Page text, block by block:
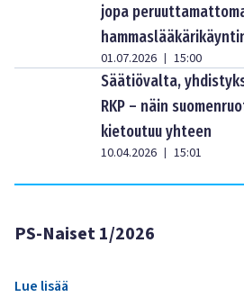
jopa
01.07.2026 | 15:00
Säätiövalta,
RKP – näin
kietoutuu yhteen
10.04.2026 | 15:01
PS-Naiset 1/2026
Lue lisää